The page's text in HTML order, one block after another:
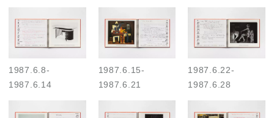
1987.6.8-
1987.6.14
1987.6.15-
1987.6.21
1987.6.22-
1987.6.28